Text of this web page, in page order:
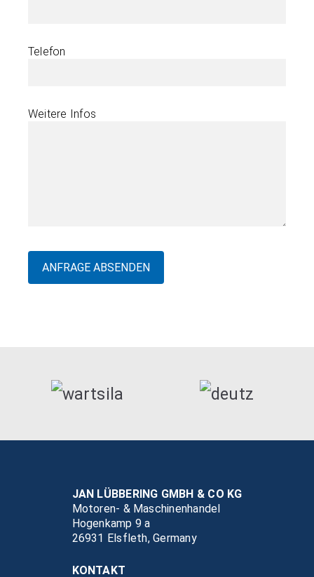
Telefon
Weitere Infos
JAN LÜBBERING GMBH & CO KG
Motoren- & Maschinenhandel
Hogenkamp 9 a
26931 Elsfleth, Germany
KONTAKT